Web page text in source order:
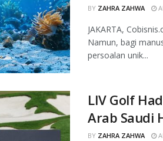
BY ZAHRA ZAHWA
JAKARTA,
Namun, bagi
persoalan unik...
LIV Golf
Arab Saudi
BY ZAHRA ZAHWA